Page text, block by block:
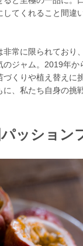
てくれること間違
常に限られており
ジャム。2019年
くりや植え替えに
、私たち自身の挑
ッション